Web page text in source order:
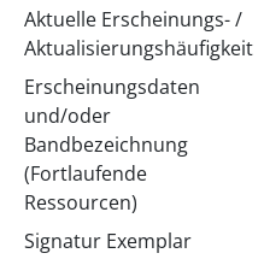
Aktuelle Erscheinungs- /
Aktualisierungshäufigkeit
Erscheinungsdaten
und/oder
Bandbezeichnung
(Fortlaufende
Ressourcen)
Signatur Exemplar